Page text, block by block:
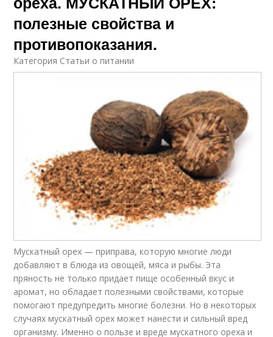
Орех для организма
полезные свойства и
противопоказания.
Категория Статьи о питании
Мускатный орех — приправа, которую многие люди
добавляют в блюда из овощей, мяса и рыбы. Эта
пряность не только придает пище особенный вкус и
аромат, но обладает полезными свойствами, которые
помогают предупредить многие болезни. Но в некоторых
случаях мускатный орех может нанести и сильный вред
организму. Именно о пользе и вреде мускатного ореха и